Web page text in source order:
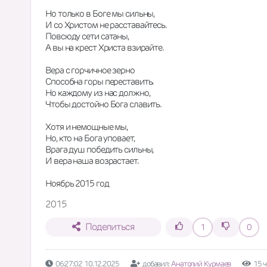
Но только в Боге мы сильны,
И со Христом не расставайтесь.
Повсюду сети сатаны,
А вы на крест Христа взирайте.
Вера с горчичное зерно
Способна горы переставить.
Но каждому из нас должно,
Чтобы достойно Бога славить.
Хотя и немощные мы,
Но, кто на Бога уповает,
Врага душ победить сильны,
И вера наша возрастает.
Ноябрь 2015 год
2015
Поделиться
1 0
06:27:02 10.12.2025 добавил:Анатолий Курмаев 15